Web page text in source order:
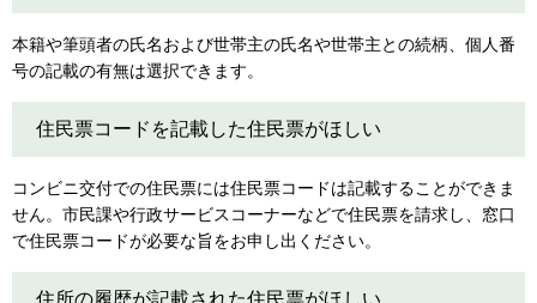
本籍や筆頭者の氏名および世帯主の氏名や世帯主との続柄、個人番
号の記載の有無は選択できます。
住民票コードを記載した住民票がほしい
コンビニ交付での住民票には住民票コードは記載することができま
せん。市民課や行政サービスコーナーなどで住民票を請求し、窓口
で住民票コードが必要な旨をお申し出ください。
住所の履歴が記載された住民票がほしい